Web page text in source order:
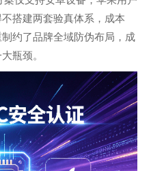
搭建两套验真体系，成本
约了品牌全域防伪布局，成
瓶颈。